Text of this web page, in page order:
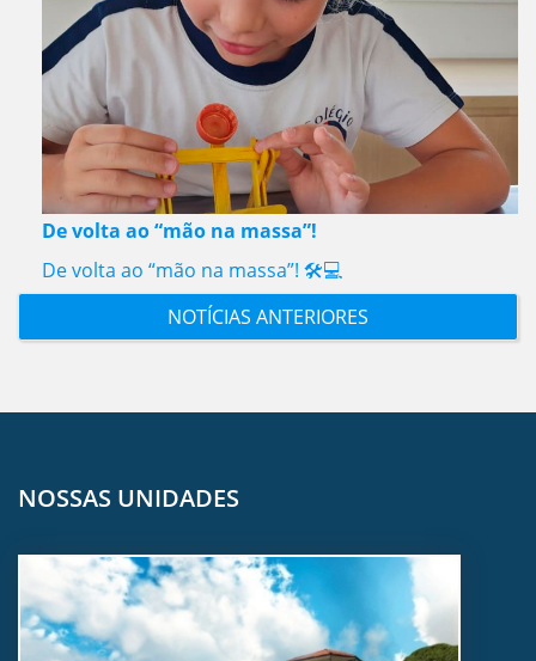
De volta ao “mão na massa”!
De volta ao “mão na massa”! 🛠️💻
NOTÍCIAS ANTERIORES
NOSSAS UNIDADES